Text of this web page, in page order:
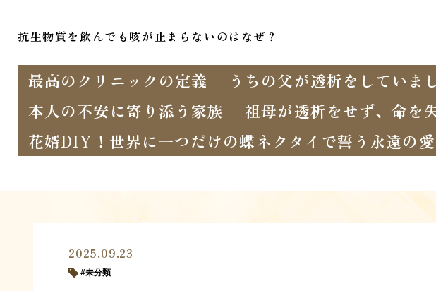
抗生物質を飲んでも咳が止まらないのはなぜ？
最高のクリニックの定義 うちの父が透析をしていま
本人の不安に寄り添う家族
祖母が透析をせず、命を
花婿DIY！世界に一つだけの蝶ネクタイで誓う永遠の愛
2025.09.23
未分類